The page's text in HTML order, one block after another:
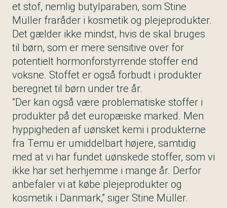
et stof, nemlig butylparaben, som Stine
Müller fraråder i kosmetik og plejeprodukter.
Det gælder ikke mindst, hvis de skal bruges
til børn, som er mere sensitive over for
potentielt hormonforstyrrende stoffer end
voksne. Stoffet er også forbudt i produkter
beregnet til børn under tre år.
”Der kan også være problematiske stoffer i
produkter på det europæiske marked. Men
hyppigheden af uønsket kemi i produkterne
fra Temu er umiddelbart højere, samtidig
med at vi har fundet uønskede stoffer, som vi
ikke har set herhjemme i mange år. Derfor
anbefaler vi at købe plejeprodukter og
kosmetik i Danmark,” siger Stine Müller.